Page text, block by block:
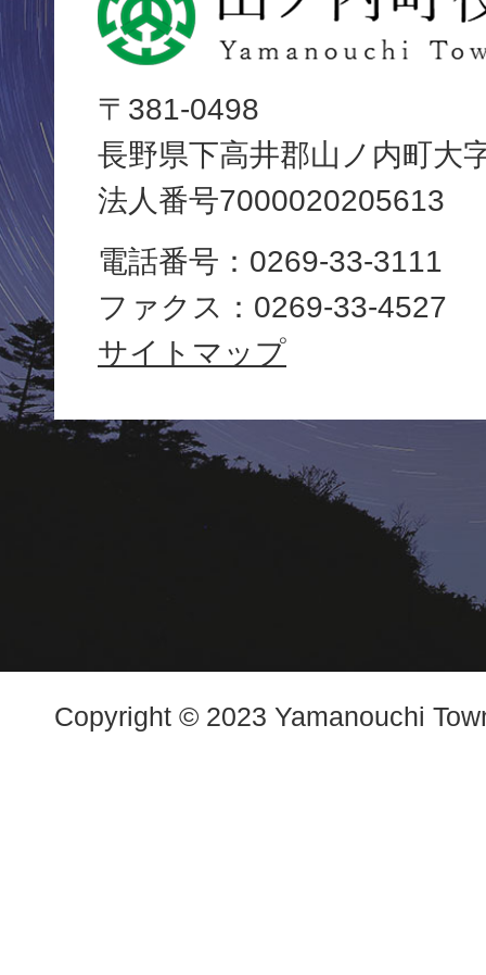
ノ
内
町
役
場
Yamanouchi
Town
〒381-0498
長野県下高井郡山ノ内町大
法人番号7000020205613
電話番号：0269-33-3111
ファクス：0269-33-4527
サイトマップ
Copyright © 2023 Yamanouchi